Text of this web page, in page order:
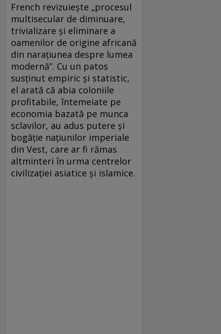
French revizuiește „procesul
multisecular de diminuare,
trivializare și eliminare a
oamenilor de origine africană
din narațiunea despre lumea
modernă”. Cu un patos
susținut empiric și statistic,
el arată că abia coloniile
profitabile, întemeiate pe
economia bazată pe munca
sclavilor, au adus putere și
bogăție națiunilor imperiale
din Vest, care ar fi rămas
altminteri în urma centrelor
civilizației asiatice și islamice.